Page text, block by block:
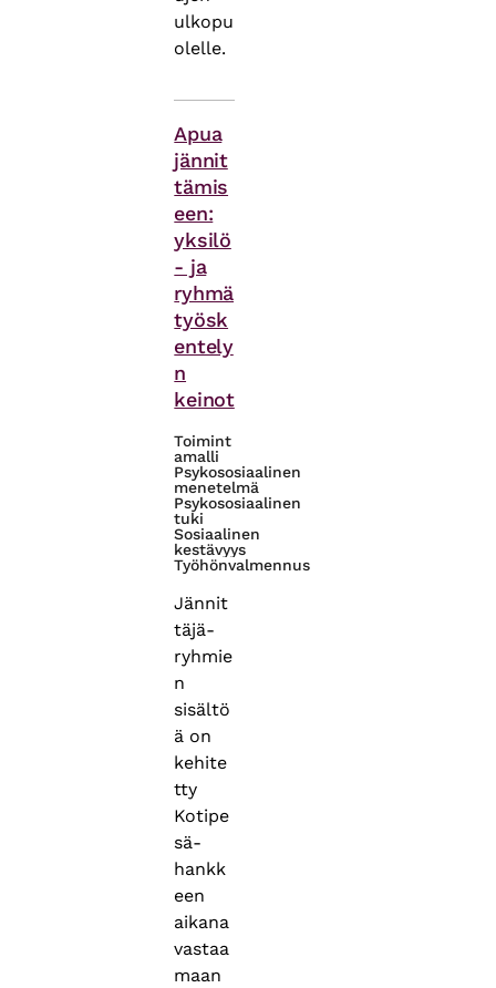
ulkopu
olelle.
Apua
jännit
tämis
een:
yksilö
- ja
ryhmä
työsk
entely
n
keinot
Toimint
amalli
Psykososiaalinen
menetelmä
Psykososiaalinen
tuki
Sosiaalinen
kestävyys
Työhönvalmennus
Jännit
täjä-
ryhmie
n
sisältö
ä on
kehite
tty
Kotipe
sä-
hankk
een
aikana
vastaa
maan